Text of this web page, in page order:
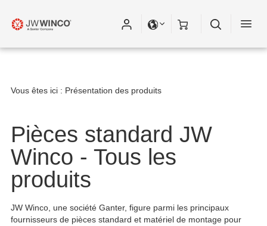
Vous êtes ici : Présentation des produits
Pièces standard JW
Winco - Tous les
produits
JW Winco, une société Ganter, figure parmi les principaux
fournisseurs de pièces standard et matériel de montage pour